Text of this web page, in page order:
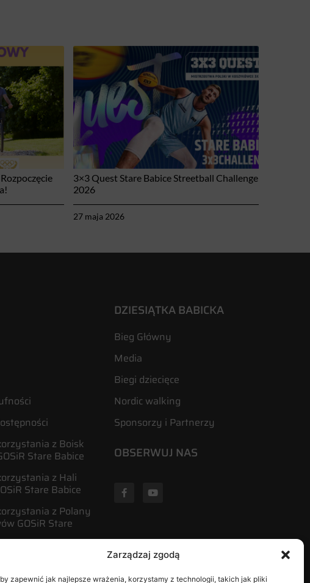
Zarządzaj zgodą
zapewnić jak najlepsze wrażenia, korzystamy z technologii, takich jak pliki
3×3 Quest Stare Babice Streetball Challenge
2026
27 maja 2026
z Boisk
Stare Babice
z Hali
Stare Babice
z Polany
GOSiR Stare
cookies
DZIESIĄTKA BABICKA
Bieg Główny
Media
Biegi dziecięce
Nordic walking
Sponsorzy i Partnerzy
OBSERWUJ NAS